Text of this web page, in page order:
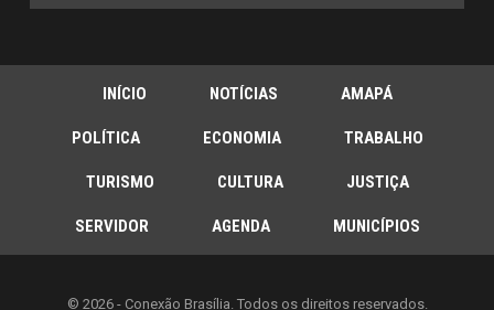
INÍCIO NOTÍCIAS AMAPÁ
POLÍTICA ECONOMIA TRABALHO
TURISMO CULTURA JUSTIÇA
SERVIDOR AGENDA MUNICÍPIOS
© 2026 - Conexão Brasília. Todos os direitos reservados.